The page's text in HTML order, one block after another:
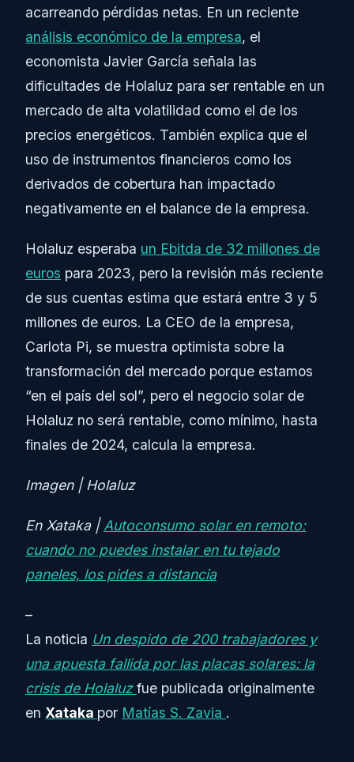
acarreando pérdidas netas. En un reciente
análisis económico de la empresa, el
economista Javier García señala las
dificultades de Holaluz para ser rentable en un
mercado de alta volatilidad como el de los
precios energéticos. También explica que el
uso de instrumentos financieros como los
derivados de cobertura han impactado
negativamente en el balance de la empresa.
Holaluz esperaba un Ebitda de 32 millones de
euros para 2023, pero la revisión más reciente
de sus cuentas estima que estará entre 3 y 5
millones de euros. La CEO de la empresa,
Carlota Pi, se muestra optimista sobre la
transformación del mercado porque estamos
“en el país del sol”, pero el negocio solar de
Holaluz no será rentable, como mínimo, hasta
finales de 2024, calcula la empresa.
Imagen | Holaluz
En Xataka | Autoconsumo solar en remoto:
cuando no puedes instalar en tu tejado
paneles, los pides a distancia
–
La noticia Un despido de 200 trabajadores y
una apuesta fallida por las placas solares: la
crisis de Holaluzfue publicada originalmente
en Xataka por Matías S. Zavia .